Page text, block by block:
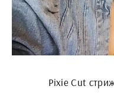
Pixie Cut